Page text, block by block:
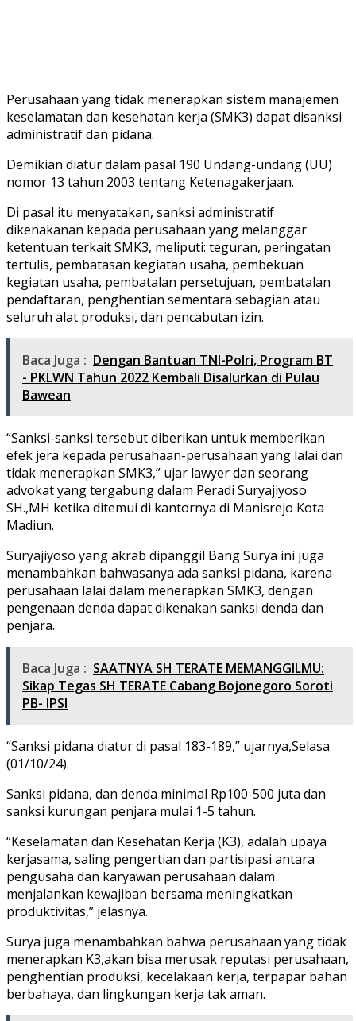
Perusahaan yang tidak menerapkan sistem manajemen
keselamatan dan kesehatan kerja (SMK3) dapat disanksi
administratif dan pidana.
Demikian diatur dalam pasal 190 Undang-undang (UU)
nomor 13 tahun 2003 tentang Ketenagakerjaan.
Di pasal itu menyatakan, sanksi administratif
dikenakanan kepada perusahaan yang melanggar
ketentuan terkait SMK3, meliputi: teguran, peringatan
tertulis, pembatasan kegiatan usaha, pembekuan
kegiatan usaha, pembatalan persetujuan, pembatalan
pendaftaran, penghentian sementara sebagian atau
seluruh alat produksi, dan pencabutan izin.
Baca Juga : Dengan Bantuan TNI-Polri, Program BT
- PKLWN Tahun 2022 Kembali Disalurkan di Pulau
Bawean
“Sanksi-sanksi tersebut diberikan untuk memberikan
efek jera kepada perusahaan-perusahaan yang lalai dan
tidak menerapkan SMK3,” ujar lawyer dan seorang
advokat yang tergabung dalam Peradi Suryajiyoso
SH.,MH ketika ditemui di kantornya di Manisrejo Kota
Madiun.
Suryajiyoso yang akrab dipanggil Bang Surya ini juga
menambahkan bahwasanya ada sanksi pidana, karena
perusahaan lalai dalam menerapkan SMK3, dengan
pengenaan denda dapat dikenakan sanksi denda dan
penjara.
Baca Juga : SAATNYA SH TERATE MEMANGGILMU:
Sikap Tegas SH TERATE Cabang Bojonegoro Soroti
PB- IPSI
“Sanksi pidana diatur di pasal 183-189,” ujarnya,Selasa
(01/10/24).
Sanksi pidana, dan denda minimal Rp100-500 juta dan
sanksi kurungan penjara mulai 1-5 tahun.
“Keselamatan dan Kesehatan Kerja (K3), adalah upaya
kerjasama, saling pengertian dan partisipasi antara
pengusaha dan karyawan perusahaan dalam
menjalankan kewajiban bersama meningkatkan
produktivitas,” jelasnya.
Surya juga menambahkan bahwa perusahaan yang tidak
menerapkan K3,akan bisa merusak reputasi perusahaan,
penghentian produksi, kecelakaan kerja, terpapar bahan
berbahaya, dan lingkungan kerja tak aman.